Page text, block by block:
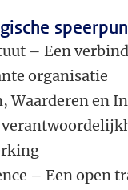
– Een
organisatie
Waarderen en
– Een open